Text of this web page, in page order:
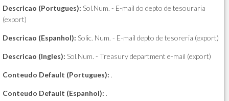
Descricao (Portugues): Sol.Num. - E-mail do depto de tesouraria
(export)
Descricao (Espanhol): Solic. Num. - E-mail depto de tesoreria (export)
Descricao (Ingles): Sol.Num. - Treasury department e-mail (export)
Conteudo Default (Portugues): .
Conteudo Default (Espanhol): .